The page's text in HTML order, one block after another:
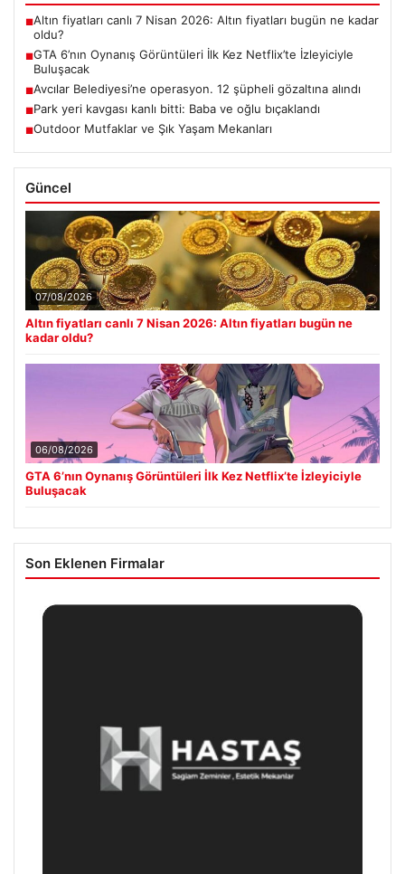
■Altın fiyatları canlı 7 Nisan 2026: Altın fiyatları bugün ne kadar
oldu?
■GTA 6’nın Oynanış Görüntüleri İlk Kez Netflix’te İzleyiciyle
Buluşacak
■Avcılar Belediyesi’ne operasyon. 12 şüpheli gözaltına alındı
■Park yeri kavgası kanlı bitti: Baba ve oğlu bıçaklandı
■Outdoor Mutfaklar ve Şık Yaşam Mekanları
Güncel
07/08/2026
Altın fiyatları canlı 7 Nisan 2026: Altın fiyatları bugün ne
kadar oldu?
06/08/2026
GTA 6’nın Oynanış Görüntüleri İlk Kez Netflix’te İzleyiciyle
Buluşacak
Son Eklenen Firmalar